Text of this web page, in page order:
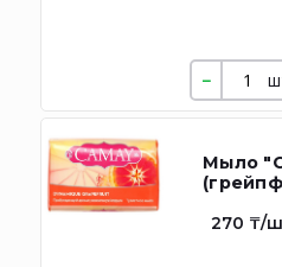
Мыло
270 ₸/